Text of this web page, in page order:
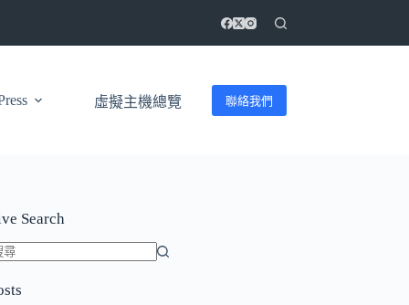
虛擬主機總覽 聯絡我們
Search